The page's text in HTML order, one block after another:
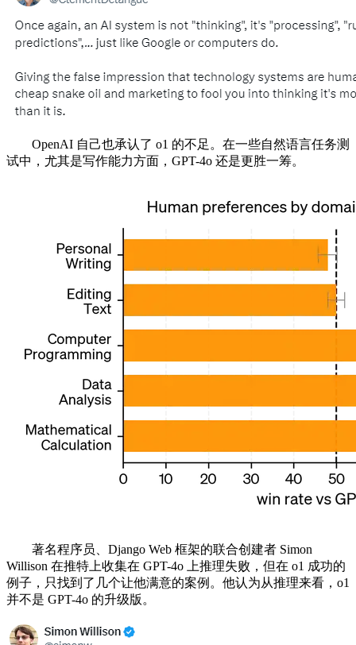
OpenAI 自己也承认了 o1 的不足。在一些自然语言任务测
试中，尤其是写作能力方面，GPT-4o 还是更胜一筹。
著名程序员、Django Web 框架的联合创建者 Simon
Willison 在推特上收集在 GPT-4o 上推理失败，但在 o1 成功的
例子，只找到了几个让他满意的案例。他认为从推理来看，o1
并不是 GPT-4o 的升级版。